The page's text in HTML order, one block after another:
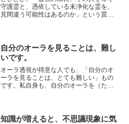
守護霊と、憑依している未浄化な霊を、
見間違う可能性はあるのか」という質問
自分のオーラを見ることは、難し
いです。
オーラ透視が得意な人でも、「自分のオ
ーラを見ることは、とても難しい」もの
です。私自身も、自分のオーラを（たと
知識が増えると、不思議現象に気